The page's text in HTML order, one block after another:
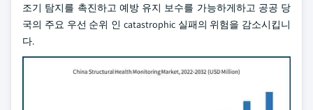
조기 탐지를 촉진하고 예방 유지 보수를 가능하게하고 공공 당
국의 주요 우선 순위 인 catastrophic 실패의 위험을 감소시킵니
다.